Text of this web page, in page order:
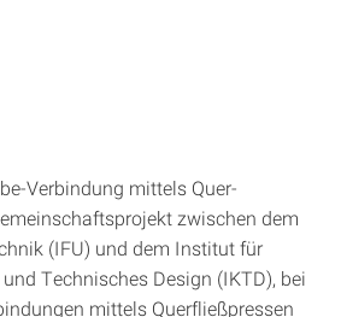
Verbindung mittels Quer-
zwischen dem
(IFU) und dem Institut für
Technisches Design (IKTD), bei
mittels Querfließpressen